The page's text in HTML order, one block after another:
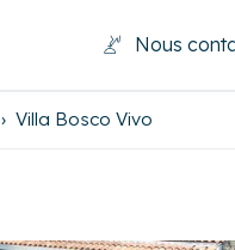
Nous
Villa Bosco Vivo